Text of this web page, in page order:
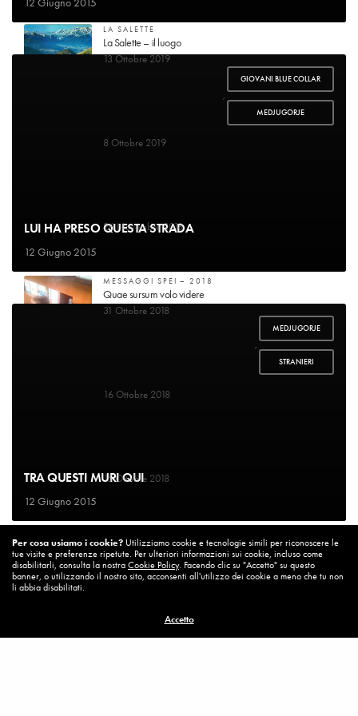
GIOVANI BLUE COLLAR
,
MEDJUGORJE
LUI HA PRESO QUESTA STRADA
12 Giugno 2015
MEDJUGORJE
,
STRANIERI
TRA QUESTI MURI QUI
12 Giugno 2015
LA SALETTE
La Salette – il luogo
13 Ottobre 2019
Guarigione di mademoiselle Marie-Pierrette Gagniard
8 Ottobre 2019
26 Novembre 2018
MESSAGGI SPEI – 2018
Quae sursum volo videre
31 Ottobre 2018
16 Ottobre 2018
15 Ottobre 2018
La vita vince sempre
8 Ottobre 2018
Per cosa usiamo i cookie? Utilizziamo cookie e tecnologie simili per riconoscere le
tue visite e preferenze ripetute. Per ulteriori informazioni sui cookie, incluso come
disabilitarli, consulta la nostraCookie Policy. Facendo clic su "Accetto" su questo
banner, o utilizzando il nostro sito, acconsenti all'utilizzo dei cookie a meno che tu non
li abbia disabilitati.
Accetto